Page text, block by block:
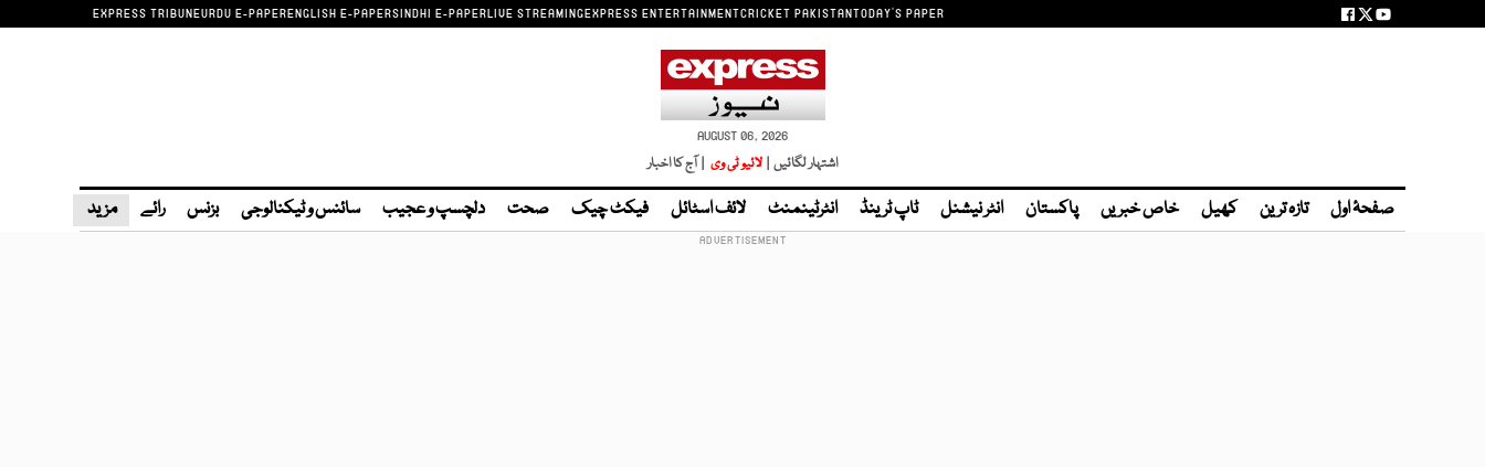
EXPRESS TRIBUNEURDU E-PAPERENGLISH E-PAPERSINDHI E-PAPERLIVE STREAMINGEXPRESS ENTERTAINMENTCRICKET PAKISTANTODAY'S PAPER
AUGUST 06, 2026
اشتہار لگائیں | لائیو ٹی وی | آج کا اخبار
صفحۂ اول تازہ ترین کھیل خاص خبریں پاکستان انٹر نیشنل ٹاپ ٹرینڈ انٹرٹینمنٹ لائف اسٹائل فیکٹ چیک صحت دلچسپ و عجیب سائنس و ٹیکنالوجی بزنس رائے مزید